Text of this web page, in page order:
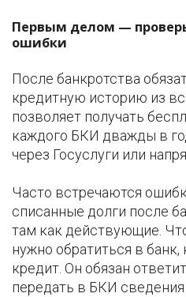
Первым делом —
ошибки
После банкротства
кредитную историю из
позволяет получать
каждого БКИ дважды в
через Госуслуги или
Часто встречаются
списанные долги после
там как действующие.
нужно обратиться в
кредит. Он обязан
передать в БКИ